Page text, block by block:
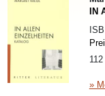
IN
»